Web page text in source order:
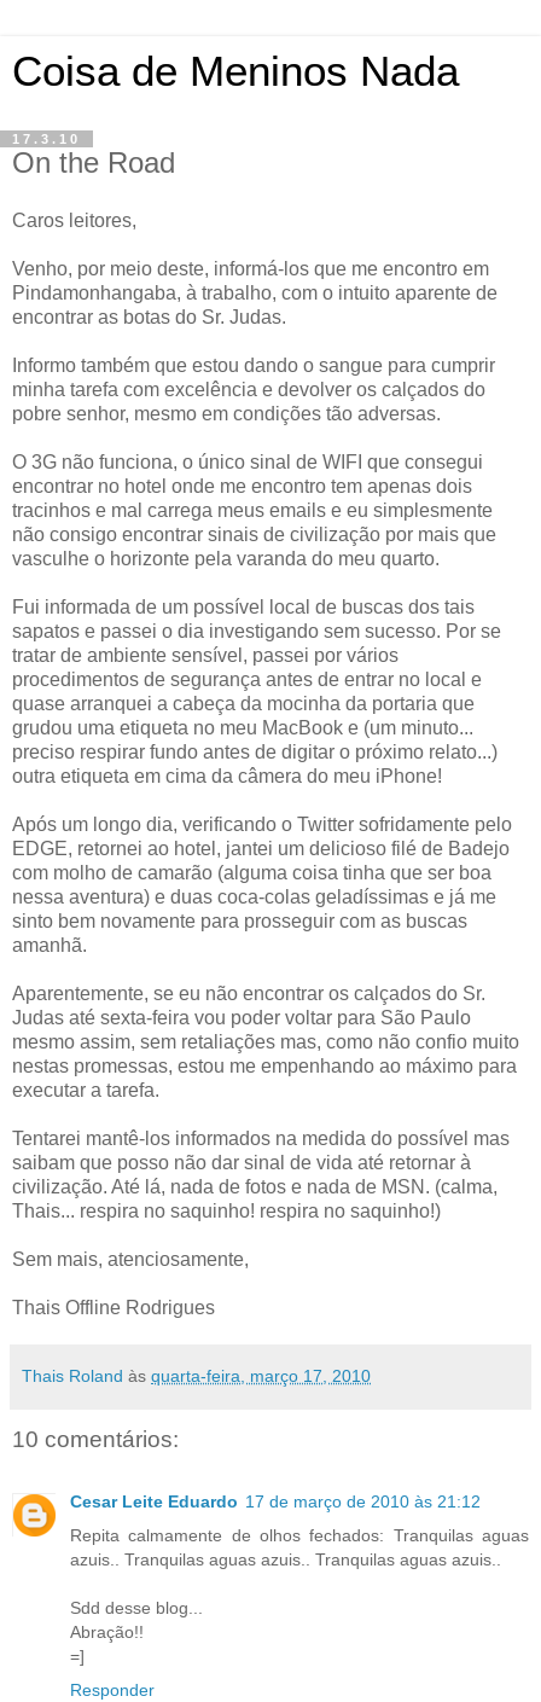
Coisa de Meninos Nada
17.3.10
On the Road
Caros leitores,
Venho, por meio deste, informá-los que me encontro em
Pindamonhangaba, à trabalho, com o intuito aparente de
encontrar as botas do Sr. Judas.
Informo também que estou dando o sangue para cumprir
minha tarefa com excelência e devolver os calçados do
pobre senhor, mesmo em condições tão adversas.
O 3G não funciona, o único sinal de WIFI que consegui
encontrar no hotel onde me encontro tem apenas dois
tracinhos e mal carrega meus emails e eu simplesmente
não consigo encontrar sinais de civilização por mais que
vasculhe o horizonte pela varanda do meu quarto.
Fui informada de um possível local de buscas dos tais
sapatos e passei o dia investigando sem sucesso. Por se
tratar de ambiente sensível, passei por vários
procedimentos de segurança antes de entrar no local e
quase arranquei a cabeça da mocinha da portaria que
grudou uma etiqueta no meu MacBook e (um minuto...
preciso respirar fundo antes de digitar o próximo relato...)
outra etiqueta em cima da câmera do meu iPhone!
Após um longo dia, verificando o Twitter sofridamente pelo
EDGE, retornei ao hotel, jantei um delicioso filé de Badejo
com molho de camarão (alguma coisa tinha que ser boa
nessa aventura) e duas coca-colas geladíssimas e já me
sinto bem novamente para prosseguir com as buscas
amanhã.
Aparentemente, se eu não encontrar os calçados do Sr.
Judas até sexta-feira vou poder voltar para São Paulo
mesmo assim, sem retaliações mas, como não confio muito
nestas promessas, estou me empenhando ao máximo para
executar a tarefa.
Tentarei mantê-los informados na medida do possível mas
saibam que posso não dar sinal de vida até retornar à
civilização. Até lá, nada de fotos e nada de MSN. (calma,
Thais... respira no saquinho! respira no saquinho!)
Sem mais, atenciosamente,
Thais Offline Rodrigues
Thais Roland às quarta-feira, março 17, 2010
10 comentários:
Cesar Leite Eduardo 17 de março de 2010 às 21:12
Repita calmamente de olhos fechados: Tranquilas aguas
azuis.. Tranquilas aguas azuis.. Tranquilas aguas azuis..
Sdd desse blog...
Abração!!
=]
Responder